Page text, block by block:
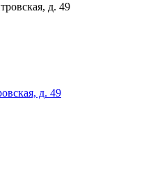
д. 49
д. 49